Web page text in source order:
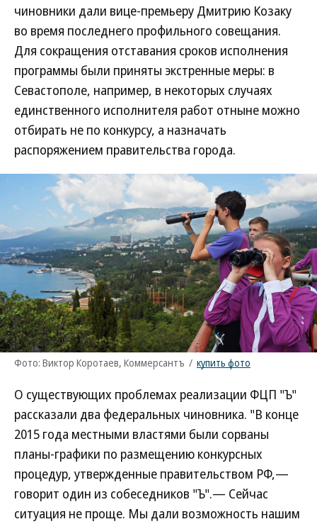
чиновники дали вице-премьеру Дмитрию Козаку
во время последнего профильного совещания.
Для сокращения отставания сроков исполнения
программы были приняты экстренные меры: в
Севастополе, например, в некоторых случаях
единственного исполнителя работ отныне можно
отбирать не по конкурсу, а назначать
распоряжением правительства города.
Фото: Виктор Коротаев, Коммерсантъ / купить фото
О существующих проблемах реализации ФЦП "Ъ"
рассказали два федеральных чиновника. "В конце
2015 года местными властями были сорваны
планы-графики по размещению конкурсных
процедур, утвержденные правительством РФ,—
говорит один из собеседников "Ъ".— Сейчас
ситуация не проще. Мы дали возможность нашим